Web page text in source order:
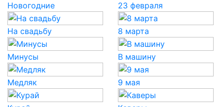
Новогодние 23 февраля
На свадьбу 8 марта
Минусы В машину
Медляк 9 мая